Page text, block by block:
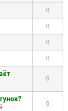
0
0
0
0
0
0